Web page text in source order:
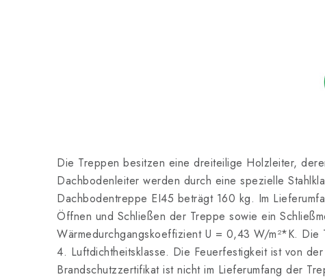
Die Treppen besitzen eine dreiteilige Holzleiter,
Dachbodenleiter werden durch eine spezielle
Dachbodentreppe EI45 beträgt 160 kg. Im
Öffnen und Schließen der Treppe sowie ein
Wärmedurchgangskoeffizient U = 0,43 W/m²*K.
4. Luftdichtheitsklasse. Die Feuerfestigkeit ist von
Brandschutzzertifikat ist nicht im Lieferumfang der